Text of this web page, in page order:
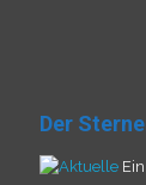
Der